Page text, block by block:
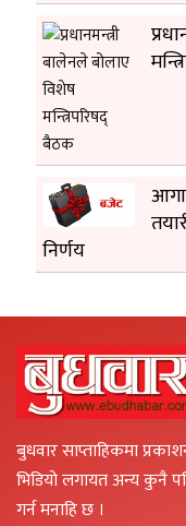
निर्णय
बुधवार साप्ताहिकमा
भिडियो लगायत अन्य कुनै
गर्न मनाहि छ ।